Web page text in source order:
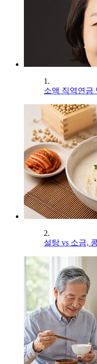
1.
소액 직역연금
2.
설탕 vs 소금,